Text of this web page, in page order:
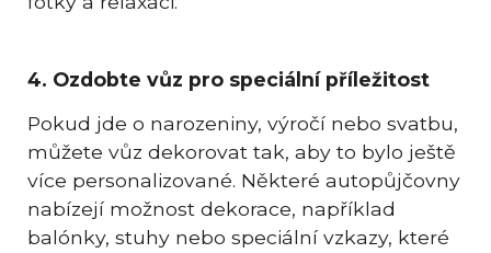
4. Ozdobte vůz pro speciální příležitost
Pokud jde o narozeniny, výročí nebo svatbu,
můžete vůz dekorovat tak, aby to bylo ještě
více personalizované. Některé autopůjčovny
nabízejí možnost dekorace, například
balónky, stuhy nebo speciální vzkazy, které